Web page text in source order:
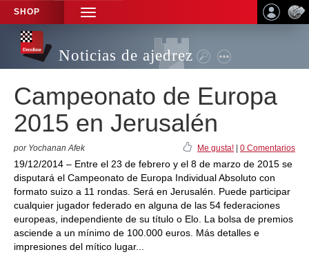
SHOP
TOGGLE
NAVIGATION
Noticias de ajedrez
Campeonato de Europa
2015 en Jerusalén
por Yochanan Afek Me gusta! 0 Comentarios
19/12/2014 – Entre el 23 de febrero y el 8 de marzo de 2015 se
disputará el Campeonato de Europa Individual Absoluto con
formato suizo a 11 rondas. Será en Jerusalén. Puede participar
cualquier jugador federado en alguna de las 54 federaciones
europeas, independiente de su título o Elo. La bolsa de premios
asciende a un mínimo de 100.000 euros. Más detalles e
impresiones del mítico lugar...